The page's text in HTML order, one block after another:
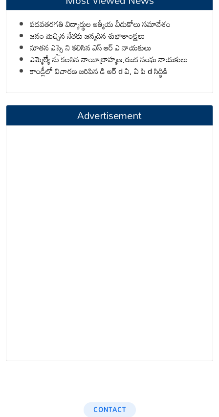
పదవతరగతి విద్యార్థుల ఆత్మీయ వీడుకోలు సమావేశం
జనం మెచ్చిన నేతకు జన్మదిన శుభాకాంక్షలు
నూతన ఎస్సై ని కలిసిన ఎస్ ఆర్ ఎ నాయకులు
ఎమ్మెల్యే ను కలసిన నాయీబ్రాహ్మణ,రజక సంఘ నాయకులు
కాండ్లీలో విచారణ జరిపిన డి ఆర్ d ఏ, ఏ పి d సిద్ధికి
Advertisement
CONTACT